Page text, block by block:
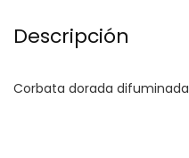
Descripción
Corbata dorada difuminada